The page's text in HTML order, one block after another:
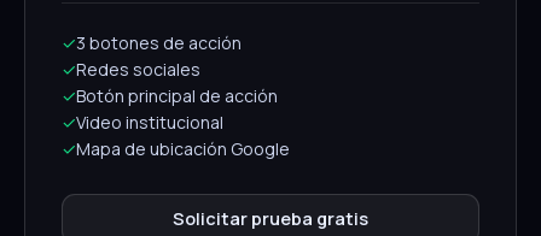
✓3 botones de acción
✓Redes sociales
✓Botón principal de acción
✓Video institucional
✓Mapa de ubicación Google
Solicitar prueba gratis